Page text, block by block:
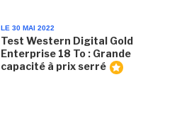
LE 30 MAI 2022
Test Western Digital Gold
Enterprise 18 To : Grande
capacité à prix serré